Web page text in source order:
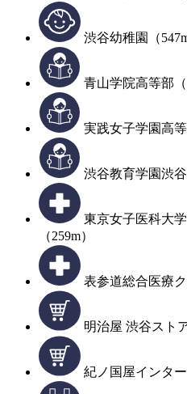
渋谷幼稚園（547m
青山学院高等部（
実践女子学園高等
渋谷教育学園渋
東京女子医科大
（259m）
表参道総合医療ク
明治屋 渋谷スト
紀ノ国屋インター